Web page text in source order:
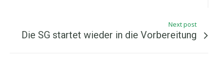
Next post
Die SG startet wieder in die Vorbereitung